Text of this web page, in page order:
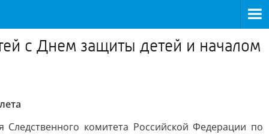
с Днем защиты детей и началом
комитета Российской Федерации по